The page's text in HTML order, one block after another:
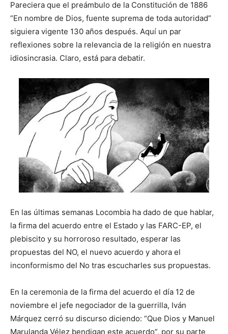
Pareciera que el preámbulo de la Constitución de 1886
“En nombre de Dios, fuente suprema de toda autoridad”
siguiera vigente 130 años después. Aquí un par
reflexiones sobre la relevancia de la religión en nuestra
idiosincrasia. Claro, está para debatir.
En las últimas semanas Locombia ha dado de que hablar,
la firma del acuerdo entre el Estado y las FARC-EP, el
plebiscito y su horroroso resultado, esperar las
propuestas del NO, el nuevo acuerdo y ahora el
inconformismo del No tras escucharles sus propuestas.
En la ceremonia de la firma del acuerdo el día 12 de
noviembre el jefe negociador de la guerrilla, Iván
Márquez cerró su discurso diciendo: “Que Dios y Manuel
Marulanda Vélez bendigan este acuerdo”, por su parte